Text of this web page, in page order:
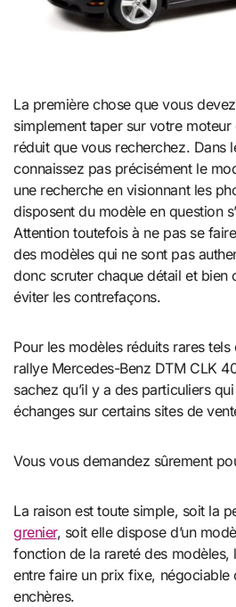
La première chose que vous
simplement taper sur votre
réduit que vous recherchez. Dans
connaissez pas précisément le
une recherche en visionnant les
disposent du modèle en question
Attention toutefois à ne pas se
des modèles qui ne sont pas
donc scruter chaque détail et bien
éviter les contrefaçons.
Pour les modèles réduits rares
rallye Mercedes-Benz DTM CLK
sachez qu’il y a des particuliers
échanges sur certains sites de
Vous vous demandez sûrement
La raison est toute simple, soit la
grenier, soit elle dispose d’un
fonction de la rareté des modèles,
entre faire un prix fixe, négociable
enchères.